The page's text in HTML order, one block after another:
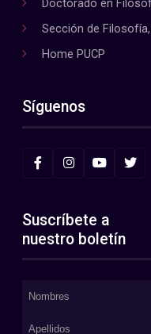
Doctorado en
Sección de
Home PUCP
Síguenos
Suscríbete a
nuestro boletín